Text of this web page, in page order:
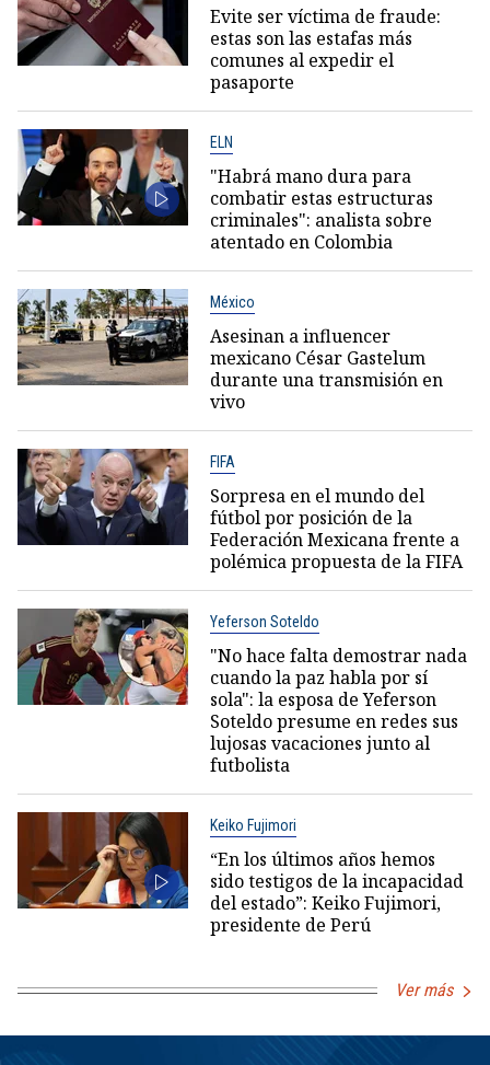
Evite ser víctima de fraude:
estas son las estafas más
comunes al expedir el
pasaporte
ELN
"Habrá mano dura para
combatir estas estructuras
criminales": analista sobre
atentado en Colombia
México
Asesinan a influencer
mexicano César Gastelum
durante una transmisión en
vivo
FIFA
Sorpresa en el mundo del
fútbol por posición de la
Federación Mexicana frente a
polémica propuesta de la FIFA
Yeferson Soteldo
"No hace falta demostrar nada
cuando la paz habla por sí
sola": la esposa de Yeferson
Soteldo presume en redes sus
lujosas vacaciones junto al
futbolista
Keiko Fujimori
“En los últimos años hemos
sido testigos de la incapacidad
del estado”: Keiko Fujimori,
presidente de Perú
Ver más